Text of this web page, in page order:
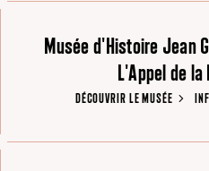
Musée d'Histoire Jean
L'Appel de
DÉCOUVRIR LE MUSÉE